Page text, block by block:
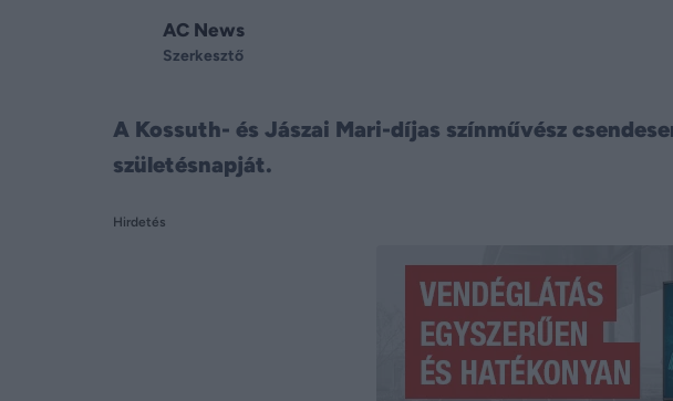
AC News
Szerkesztő
A Kossuth- és Jászai Mari-díjas színművész
születésnapját.
Hirdetés